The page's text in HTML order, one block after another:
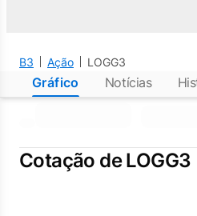
B3 Ação LOGG3
Gráfico Notícias
Cotação de LOGG3